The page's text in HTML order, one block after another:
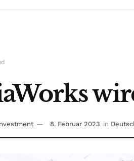
8. Februar 2023 in